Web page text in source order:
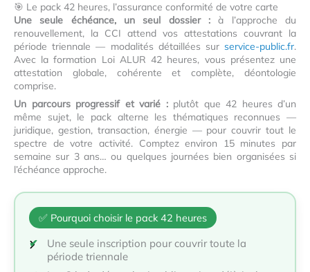
🎯 Le pack 42 heures, l’assurance conformité de votre carte
Une seule échéance, un seul dossier : à l’approche du
renouvellement, la CCI attend vos attestations couvrant la
période triennale — modalités détaillées sur service-public.fr.
Avec la formation Loi ALUR 42 heures, vous présentez une
attestation globale, cohérente et complète, déontologie
comprise.
Un parcours progressif et varié :plutôt que 42 heures d’un
même sujet, le pack alterne les thématiques reconnues —
juridique, gestion, transaction, énergie — pour couvrir tout le
spectre de votre activité. Comptez environ 15 minutes par
semaine sur 3 ans… ou quelques journées bien organisées si
l’échéance approche.
✅ Pourquoi choisir le pack 42 heures
Une seule inscription pour couvrir toute la
période triennale